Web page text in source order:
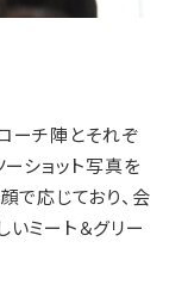
ーチ陣とそれぞ
ショット写真を
で応じており、会
ミート＆グリー